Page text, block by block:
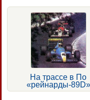
На трассе в По
«рейнарды-89D»